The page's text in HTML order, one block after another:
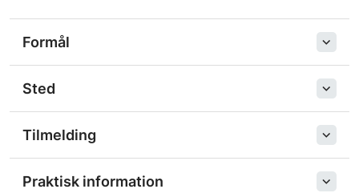
Formål
Sted
Tilmelding
Praktisk information